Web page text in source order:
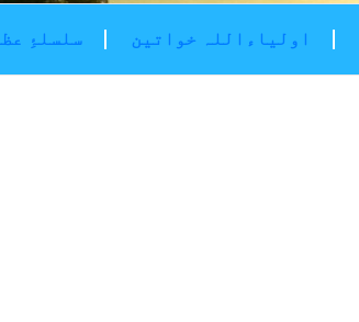
سلسلۂِ اولیاءاللہ خواتین